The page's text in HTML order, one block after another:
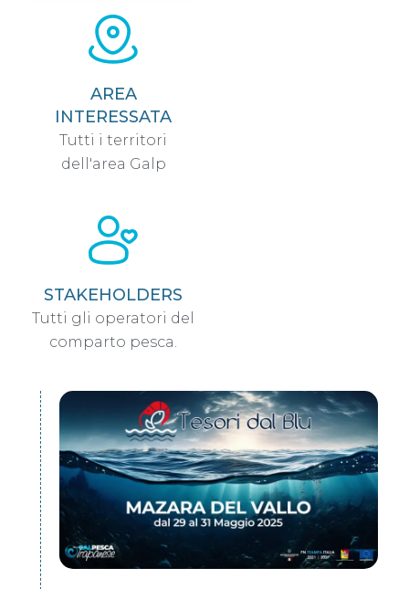
AREA
INTERESSATA
Tutti i territori
dell'area Galp
STAKEHOLDERS
Tutti gli operatori del
comparto pesca.